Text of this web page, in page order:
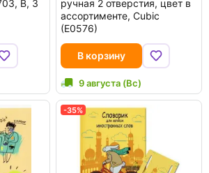
B, 3
ручная 2 отверстия, цвет в
ассортименте, Cubic
(E0576)
В корзину
9 августа (Вс)
-35%